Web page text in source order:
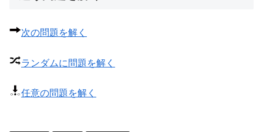
次の問題を解く
ランダムに問題を解く
任意の問題を解く